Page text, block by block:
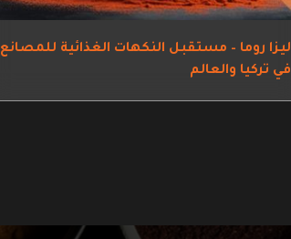
ليزا روما – مستقبل النكهات الغذائية للمصانع
في تركيا والعالم